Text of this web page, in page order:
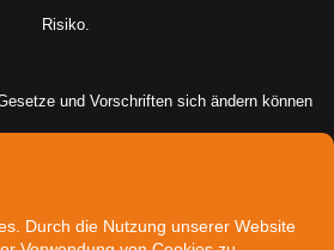
Risiko.
und Vorschriften sich ändern können
Für eine individuelle Rechtsberatung